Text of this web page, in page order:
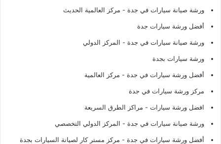
ورشة صيانة سيارات في جدة - مركز العالمية الحديث
أفضل ورشة سيارات جدة
ورشة صيانة سيارات في جدة - المركز الدولي
ورشة سيارات بجدة
أفضل ورشة سيارات في جدة - مركز العالمية
مركز ورشة سيارات في جدة
افضل ورشة سيارات - مراكز الطرق السريعة
ورشة صيانة سيارات في جدة - المركز الدولي التخصصي
أفضل ورشة سيارات في جدة - مركز مستر كار لصيانة السيارات بجدة